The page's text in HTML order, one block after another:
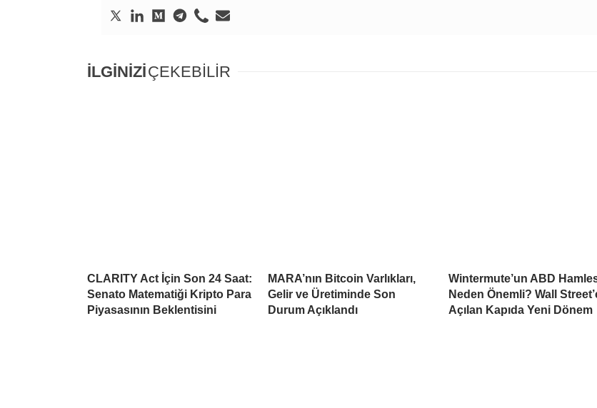
İLGİNİZİÇEKEBİLİR
CLARITY Act İçin Son 24 Saat:
Senato Matematiği Kripto Para
Piyasasının Beklentisini
MARA’nın Bitcoin Varlıkları,
Gelir ve Üretiminde Son
Durum Açıklandı
Wintermute’un ABD
Neden Önemli? Wall
Açılan Kapıda Yeni Dönem